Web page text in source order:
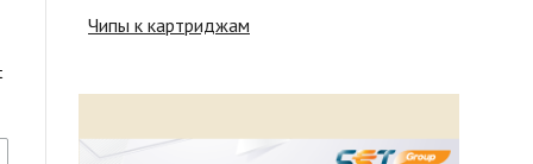
Чипы к картриджам